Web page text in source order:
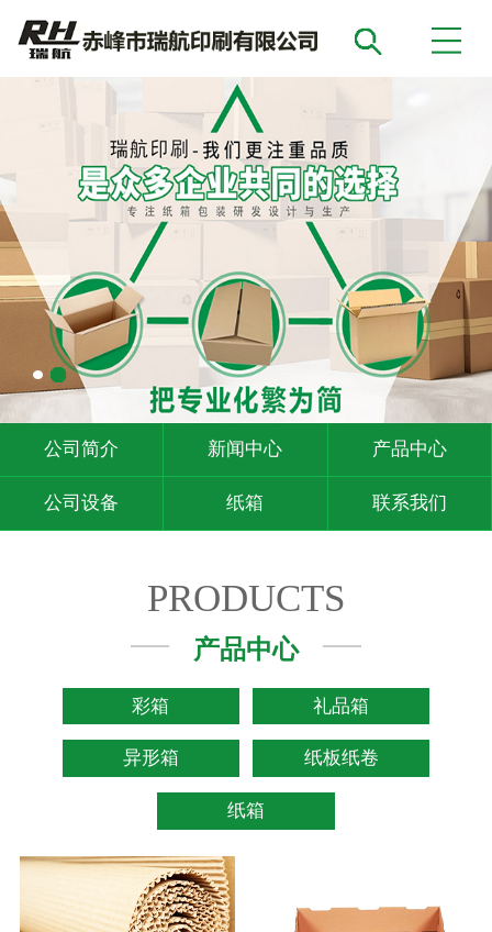
公司简介 新闻中心 产品中心
公司设备 纸箱 联系我们
PRODUCTS
产品中心
彩箱 礼品箱
异形箱 纸板纸卷
纸箱